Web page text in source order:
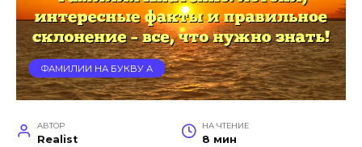
ФАМИЛИИ НА БУКВУ А
АВТОР
Realist
НА ЧТЕНИЕ
8 мин